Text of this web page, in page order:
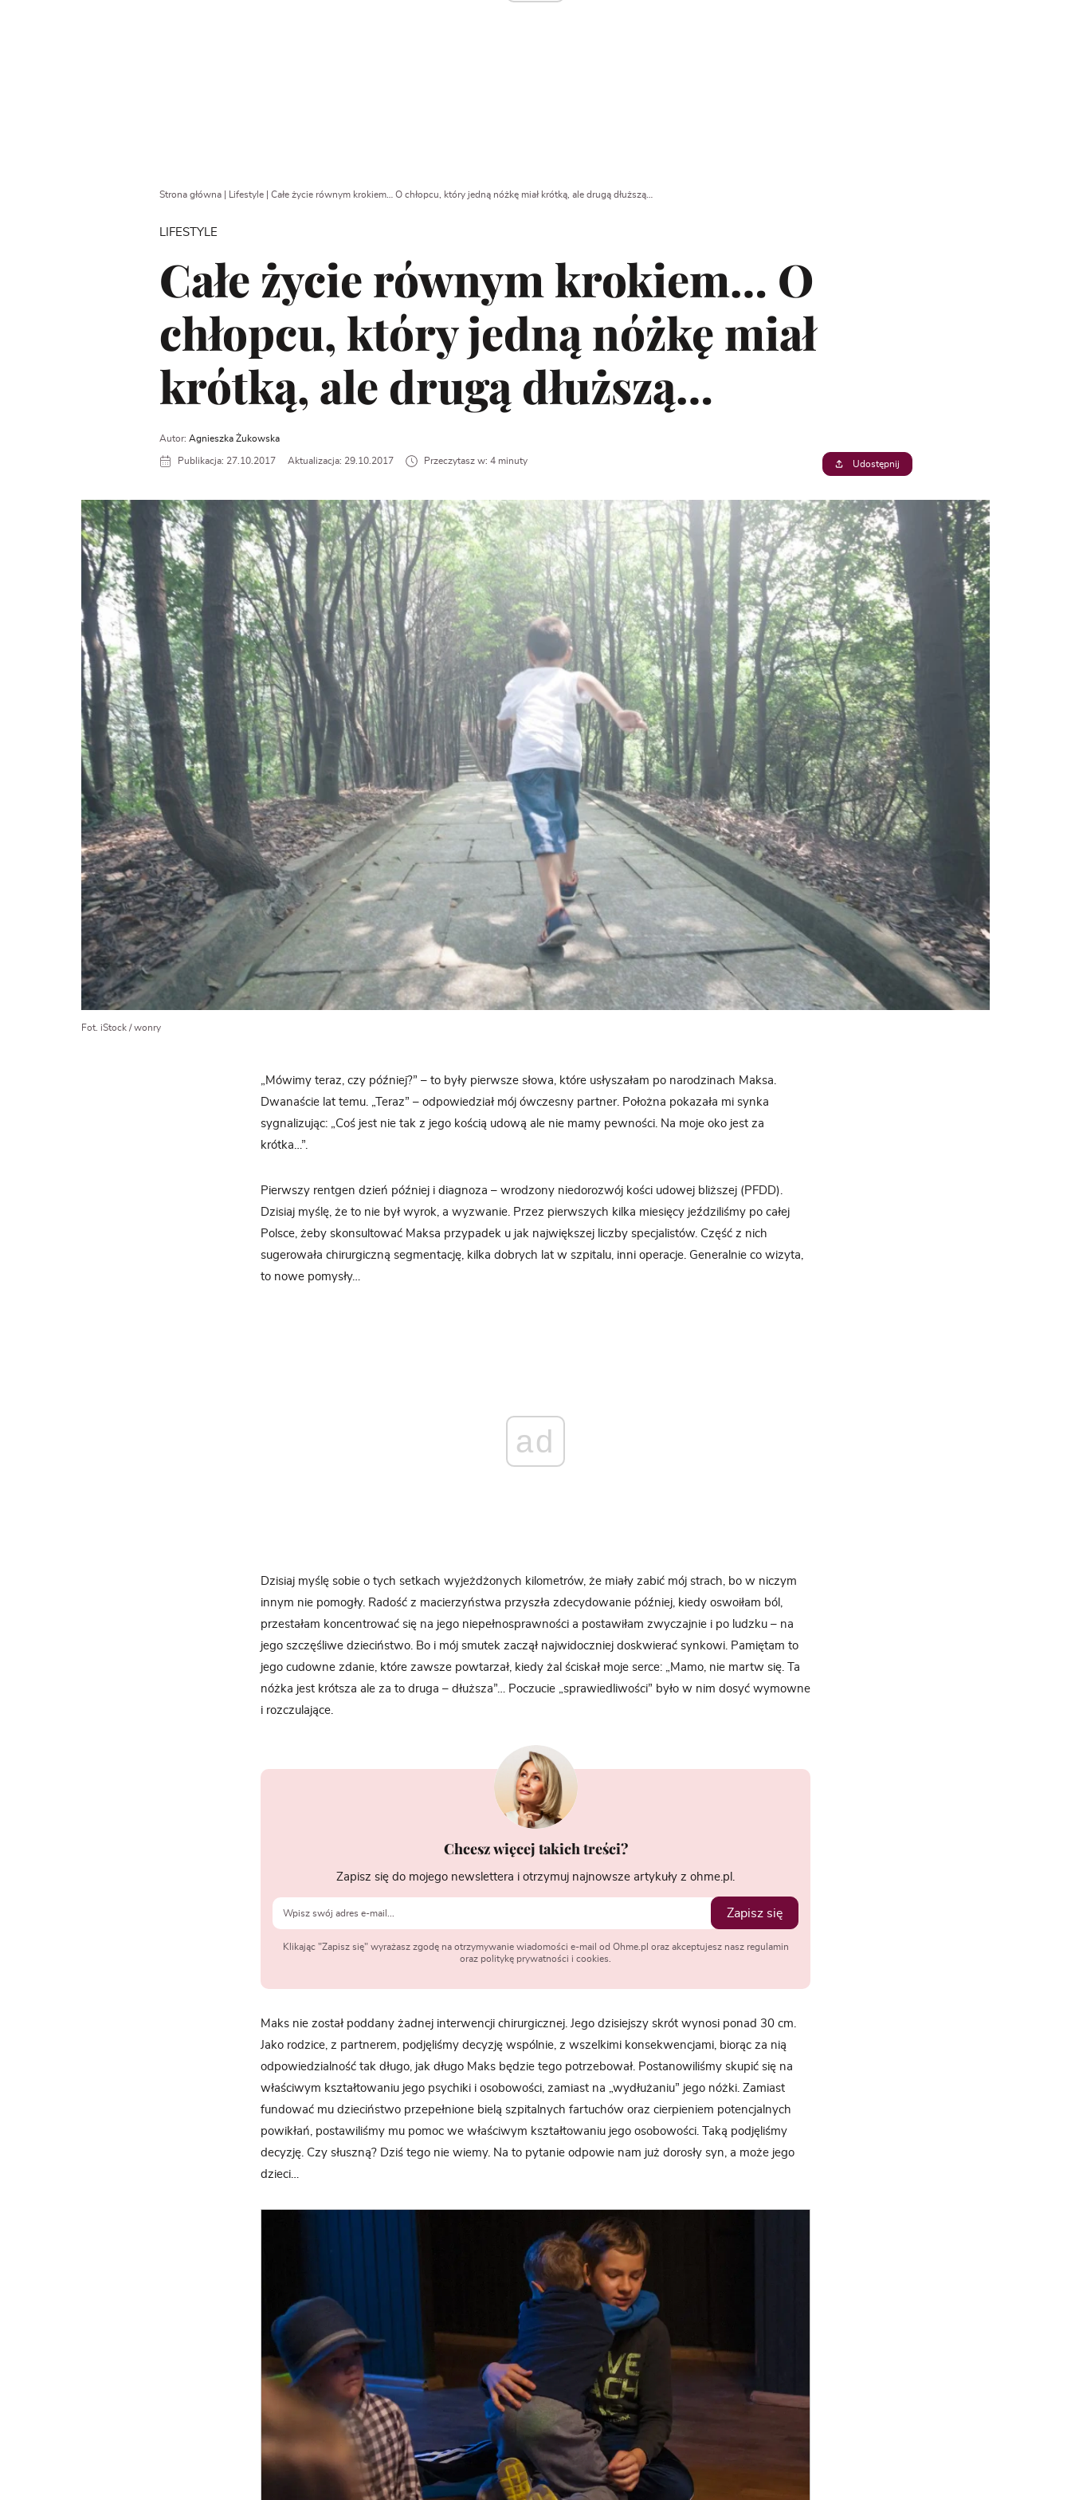
Strona główna| Lifestyle| Całe życie równym krokiem… O chłopcu, który jedną nóżkę miał krótką, ale drugą dłuższą…
LIFESTYLE
Całe życie równym krokiem… O
chłopcu, który jedną nóżkę miał
krótką, ale drugą dłuższą…
Autor: Agnieszka Żukowska
Publikacja: 27.10.2017 Aktualizacja: 29.10.2017 Przeczytasz w: 4 minuty Udostępnij
Fot. iStock / wonry
„Mówimy teraz, czy później?” – to były pierwsze słowa, które usłyszałam po narodzinach Maksa.
Dwanaście lat temu. „Teraz” – odpowiedział mój ówczesny partner. Położna pokazała mi synka
sygnalizując: „Coś jest nie tak z jego kością udową ale nie mamy pewności. Na moje oko jest za
krótka…”.
Pierwszy rentgen dzień później i diagnoza – wrodzony niedorozwój kości udowej bliższej (PFDD).
Dzisiaj myślę, że to nie był wyrok, a wyzwanie. Przez pierwszych kilka miesięcy jeździliśmy po całej
Polsce, żeby skonsultować Maksa przypadek u jak największej liczby specjalistów. Część z nich
sugerowała chirurgiczną segmentację, kilka dobrych lat w szpitalu, inni operacje. Generalnie co wizyta,
to nowe pomysły…
ad
Dzisiaj myślę sobie o tych setkach wyjeżdżonych kilometrów, że miały zabić mój strach, bo w niczym
innym nie pomogły. Radość z macierzyństwa przyszła zdecydowanie później, kiedy oswoiłam ból,
przestałam koncentrować się na jego niepełnosprawności a postawiłam zwyczajnie i po ludzku – na
jego szczęśliwe dzieciństwo. Bo i mój smutek zaczął najwidoczniej doskwierać synkowi. Pamiętam to
jego cudowne zdanie, które zawsze powtarzał, kiedy żal ściskał moje serce: „Mamo, nie martw się. Ta
nóżka jest krótsza ale za to druga – dłuższa”… Poczucie „sprawiedliwości” było w nim dosyć wymowne
i rozczulające.
Chcesz więcej takich treści?
Zapisz się do mojego newslettera i otrzymuj najnowsze artykuły z ohme.pl.
Zapisz się
Klikając "Zapisz się" wyrażasz zgodę na otrzymywanie wiadomości e-mail od Ohme.pl oraz akceptujesz nasz regulamin
oraz politykę prywatności i cookies.
Maks nie został poddany żadnej interwencji chirurgicznej. Jego dzisiejszy skrót wynosi ponad 30 cm.
Jako rodzice, z partnerem, podjęliśmy decyzję wspólnie, z wszelkimi konsekwencjami, biorąc za nią
odpowiedzialność tak długo, jak długo Maks będzie tego potrzebował. Postanowiliśmy skupić się na
właściwym kształtowaniu jego psychiki i osobowości, zamiast na „wydłużaniu” jego nóżki. Zamiast
fundować mu dzieciństwo przepełnione bielą szpitalnych fartuchów oraz cierpieniem potencjalnych
powikłań, postawiliśmy mu pomoc we właściwym kształtowaniu jego osobowości. Taką podjęliśmy
decyzję. Czy słuszną? Dziś tego nie wiemy. Na to pytanie odpowie nam już dorosły syn, a może jego
dzieci…